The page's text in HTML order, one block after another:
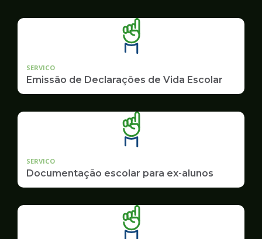
SERVICO
Emissão de Declarações de Vida Escolar
SERVICO
Documentação escolar para ex-alunos